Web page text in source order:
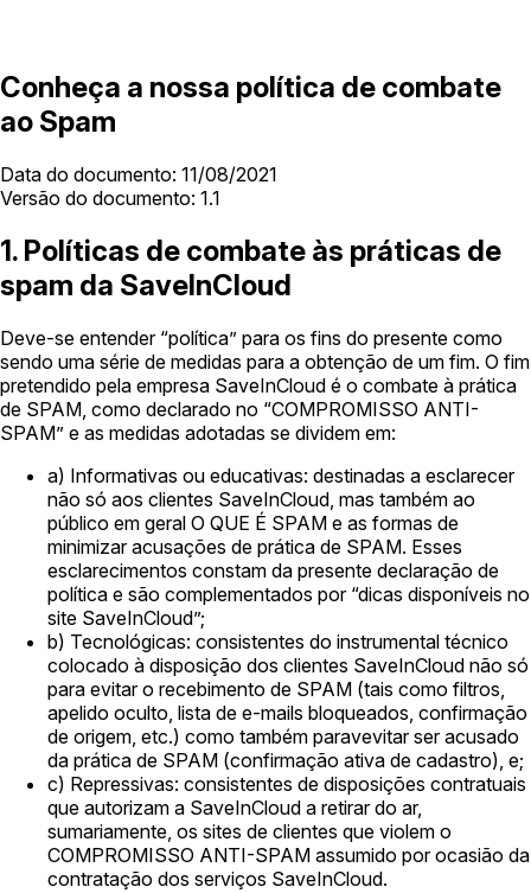
Conheça a nossa política de combate
ao Spam
Data do documento: 11/08/2021
Versão do documento: 1.1
1. Políticas de combate às práticas de
spam da SaveInCloud
Deve-se entender “política” para os fins do presente como
sendo uma série de medidas para a obtenção de um fim. O fim
pretendido pela empresa SaveInCloud é o combate à prática
de SPAM, como declarado no “COMPROMISSO ANTI-
SPAM” e as medidas adotadas se dividem em:
a) Informativas ou educativas: destinadas a esclarecer
não só aos clientes SaveInCloud, mas também ao
público em geral O QUE É SPAM e as formas de
minimizar acusações de prática de SPAM. Esses
esclarecimentos constam da presente declaração de
política e são complementados por “dicas disponíveis no
site SaveInCloud”;
b) Tecnológicas: consistentes do instrumental técnico
colocado à disposição dos clientes SaveInCloud não só
para evitar o recebimento de SPAM (tais como filtros,
apelido oculto, lista de e-mails bloqueados, confirmação
de origem, etc.) como também paravevitar ser acusado
da prática de SPAM (confirmação ativa de cadastro), e;
c) Repressivas: consistentes de disposições contratuais
que autorizam a SaveInCloud a retirar do ar,
sumariamente, os sites de clientes que violem o
COMPROMISSO ANTI-SPAM assumido por ocasião da
contratação dos serviços SaveInCloud.